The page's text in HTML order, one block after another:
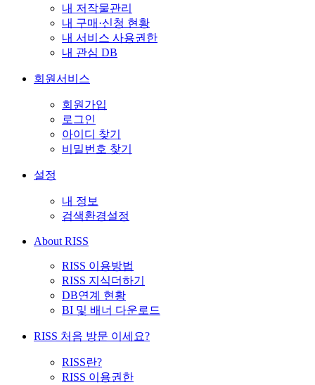
내 저작물관리
내 구매·신청 현황
내 서비스 사용권한
내 관심 DB
회원서비스
회원가입
로그인
아이디 찾기
비밀번호 찾기
설정
내 정보
검색환경설정
About RISS
RISS 이용방법
RISS 지식더하기
DB연계 현황
BI 및 배너 다운로드
RISS 처음 방문 이세요?
RISS란?
RISS 이용권한